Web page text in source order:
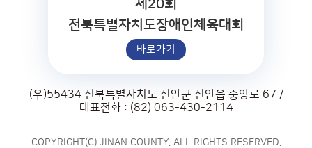
제20회
전북특별자치도장애인체육대회
바로가기
(우)55434 전북특별자치도 진안군 진안읍 중앙로 67 /
대표전화 : (82) 063-430-2114
COPYRIGHT(C) JINAN COUNTY. ALL RIGHTS RESERVED.